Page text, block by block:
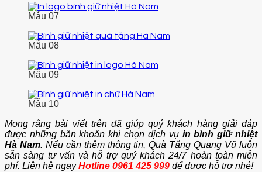
Mẫu 07
Mẫu 08
Mẫu 09
Mẫu 10
Mong rằng bài viết trên đã giúp quý khách hàng giải đáp
được những băn khoăn khi chọn dịch vụ in bình giữ nhiệt
Hà Nam. Nếu cần thêm thông tin, Quà Tặng Quang Vũ luôn
sẵn sàng tư vấn và hỗ trợ quý khách 24/7 hoàn toàn miễn
phí. Liên hệ ngayHotline 0961 425 999 để được hỗ trợ nhé!